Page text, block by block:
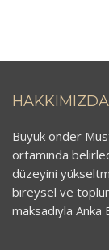
HAKKIMIZDA
Büyük önder
ortamında
düzeyini
bireysel ve
maksadıyla Anka